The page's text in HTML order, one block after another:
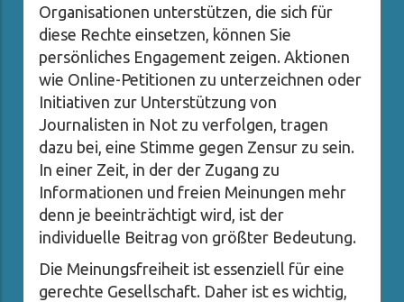
Organisationen unterstützen, die sich für
diese Rechte einsetzen, können Sie
persönliches Engagement zeigen. Aktionen
wie Online-Petitionen zu unterzeichnen oder
Initiativen zur Unterstützung von
Journalisten in Not zu verfolgen, tragen
dazu bei, eine Stimme gegen Zensur zu sein.
In einer Zeit, in der der Zugang zu
Informationen und freien Meinungen mehr
denn je beeinträchtigt wird, ist der
individuelle Beitrag von größter Bedeutung.
Die Meinungsfreiheit ist essenziell für eine
gerechte Gesellschaft. Daher ist es wichtig,